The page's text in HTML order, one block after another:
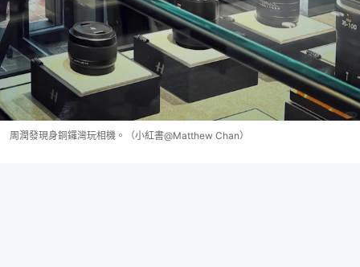
周潤發現身銅鑼灣玩相機。（小紅書@Matthew Chan）